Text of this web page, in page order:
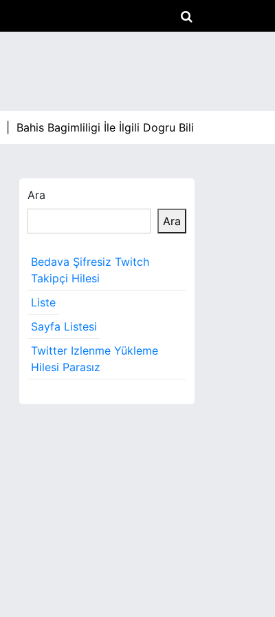
Bahis Bagimliligi İle İlgili Dogru Bilinen Yanlislar |
Ara
Ara
Bedava Şifresiz Twitch
Takipçi Hilesi
Liste
Sayfa Listesi
Twitter Izlenme Yükleme
Hilesi Parasız